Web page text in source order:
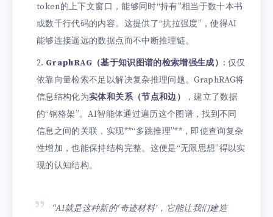
token的上下文窗口，能够同时“持有”相当于数十本书
或数千行代码的内容。这提供了“抗拉强度”，使得AI
能够连接遥远的数据点而不中断推理链。
GraphRAG（基于知识图谱的检索增强生成） : 仅仅
依靠向量检索不足以解决复杂推理问题。GraphRAG将
信息结构化为实体和关系（节点和边）
，建立了数据
的“钢格架”。AI智能体通过遍历这个图谱，找到不同
信息之间的关联，实现**“多跳推理”**，即使查询复杂
性增加，也能保持结构完整。这便是“无限思想”得以实
现的认知结构。
“AI就是这种新的‘奇迹材料’，它能让我们建造